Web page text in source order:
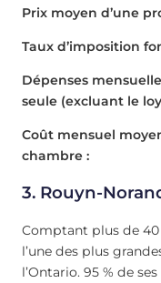
Prix moyen d’une
Taux d’imposition
Dépenses
seule (excluant le
Coût mensuel
chambre :
3. Rouyn-
Comptant plus de
l’une des plus
l’Ontario. 95 % de